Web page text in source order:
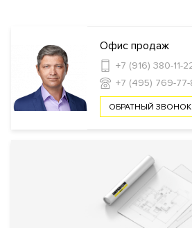
Инфраструктура в доме
Спа-салон Wellness-клуб
Консьерж
сервис
Автомойка
Комната отдыха
КПП
Консьерж
Офис продаж
+7 (916) 380-11-
+7 (495) 769-77-
ОБРАТНЫЙ ЗВОНОК